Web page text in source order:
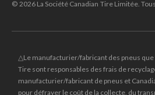
© 2026 La Société Canadian Tire Limitée.
△Le manufacturier/fabricant des pneus que
Tire sont responsables des frais de
manufacturier/fabricant de pneus et
pour défrayer le coût de la collecte, du